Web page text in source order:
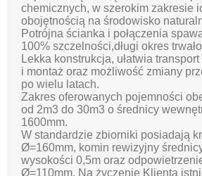
chemicznych, w szerokim zakresie
obojętnością na środowisko
Potrójna ścianka i połączenia
100% szczelności,długi okres
Lekka konstrukcja, ułatwia transport
i montaż oraz możliwość zmiany
po wielu latach.
Zakres oferowanych pojemności
od 2m3 do 30m3 o średnicy
1600mm.
W standardzie zbiorniki posiadają
Ø=160mm, komin rewizyjny
wysokości 0,5m oraz
Ø=110mm. Na życzenie Klienta